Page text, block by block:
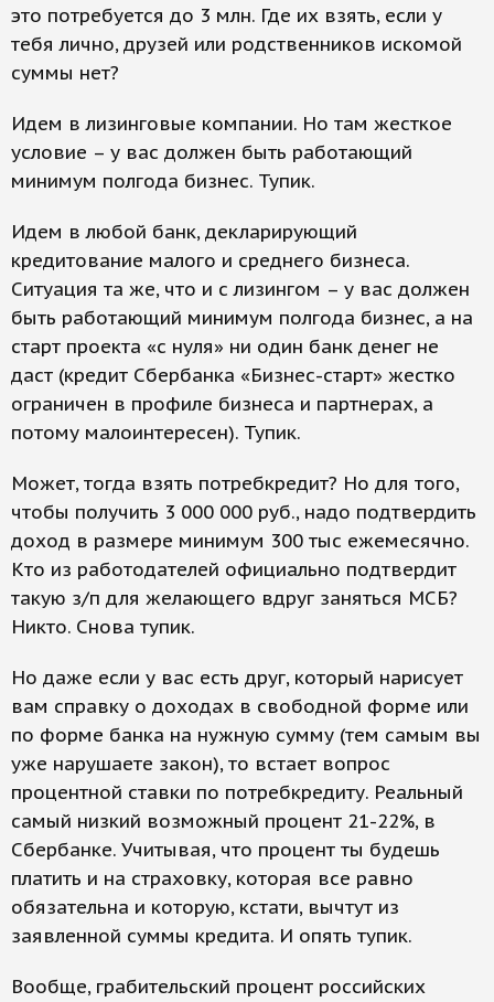
это потребуется до 3 млн. Где их взять, если у
тебя лично, друзей или родственников искомой
суммы нет?
Идем в лизинговые компании. Но там жесткое
условие – у вас должен быть работающий
минимум полгода бизнес. Тупик.
Идем в любой банк, декларирующий
кредитование малого и среднего бизнеса.
Ситуация та же, что и с лизингом – у вас должен
быть работающий минимум полгода бизнес, а на
старт проекта «с нуля» ни один банк денег не
даст (кредит Сбербанка «Бизнес-старт» жестко
ограничен в профиле бизнеса и партнерах, а
потому малоинтересен). Тупик.
Может, тогда взять потребкредит? Но для того,
чтобы получить 3 000 000 руб., надо подтвердить
доход в размере минимум 300 тыс ежемесячно.
Кто из работодателей официально подтвердит
такую з/п для желающего вдруг заняться МСБ?
Никто. Снова тупик.
Но даже если у вас есть друг, который нарисует
вам справку о доходах в свободной форме или
по форме банка на нужную сумму (тем самым вы
уже нарушаете закон), то встает вопрос
процентной ставки по потребкредиту. Реальный
самый низкий возможный процент 21-22%, в
Сбербанке. Учитывая, что процент ты будешь
платить и на страховку, которая все равно
обязательна и которую, кстати, вычтут из
заявленной суммы кредита. И опять тупик.
Вообще, грабительский процент российских